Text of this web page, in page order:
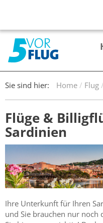
Sie sind hier: Home Flug
Flüge &
Sardinien
Ihre Unterkunft für Ihren
und Sie brauchen nur noch